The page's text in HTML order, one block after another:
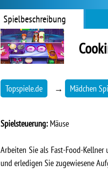
Spielbeschreibung
Topspiele.de → Mädchen
Spielsteuerung: Mäuse
Arbeiten Sie als Fast-Food-
und erledigen Sie zugewiesene